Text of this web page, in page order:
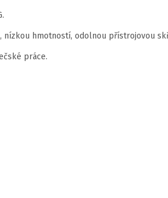
nízkou hmotností, odolnou přístrojovou
práce.